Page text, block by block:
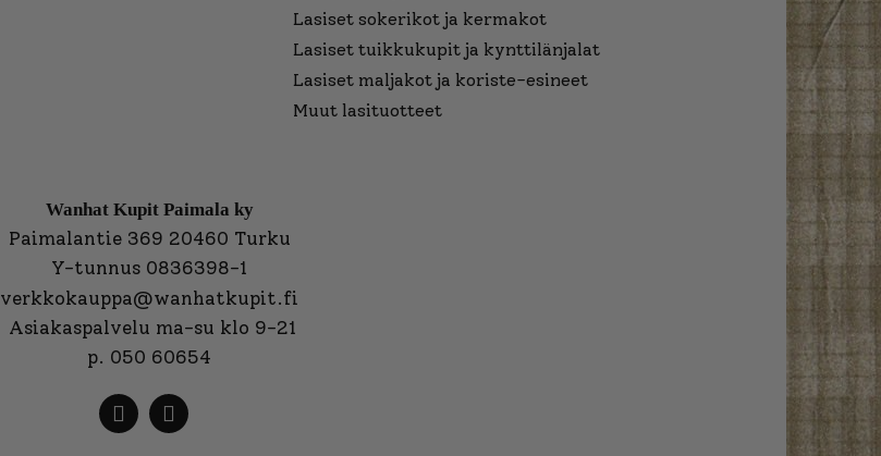
Lasiset sokerikot ja kermakot
Lasiset tuikkukupit ja kynttilänjalat
Lasiset maljakot ja koriste-esineet
Muut lasituotteet
Wanhat Kupit Paimala ky
Paimalantie 369 20460 Turku
Y-tunnus 0836398-1
verkkokauppa@wanhatkupit.fi
Asiakaspalvelu ma-su klo 9-21
p. 050 60654